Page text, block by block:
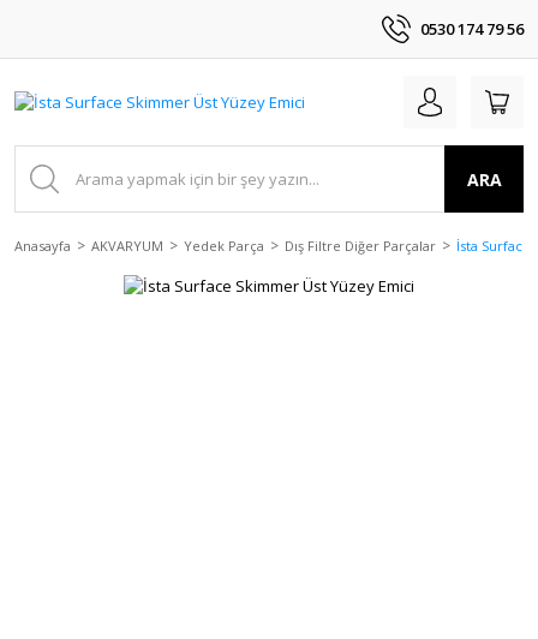
0530 174 79 56
ARA
Anasayfa AKVARYUM Yedek Parça Dış Filtre Diğer Parçalar İsta Surface